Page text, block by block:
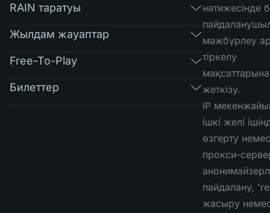
RAIN таратуы
Жылдам жауаптар
Free-To-Play
Билеттер
нәтижесінде
мәжбүрлеу
тіркелу
жеткізу.
IP
ішкі желі
өзгерту
прокси-
пайдалану,
жасыру